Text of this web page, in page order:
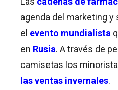
agenda del marketing
el evento mundialista
en Rusia. A través de
camisetas los
las ventas invernales.